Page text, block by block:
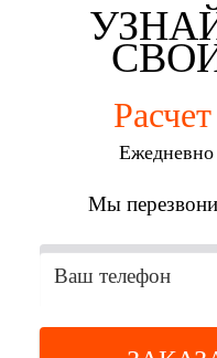
Ежедневно
Мы